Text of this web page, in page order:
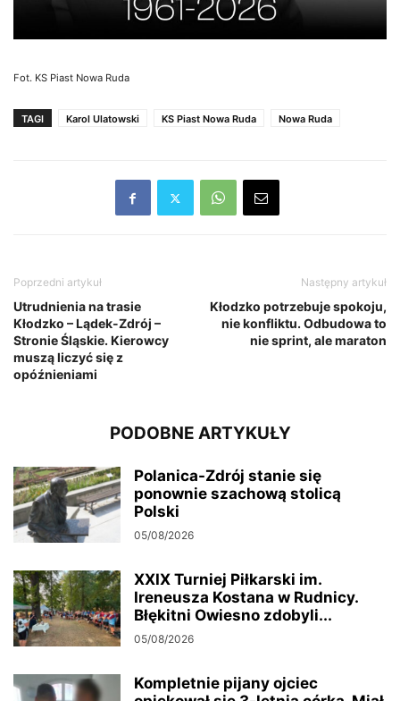
Fot. KS Piast Nowa Ruda
TAGI Karol Ulatowski KS Piast Nowa Ruda Nowa Ruda
Poprzedni artykuł
Utrudnienia na trasie
Kłodzko – Lądek-Zdrój –
Stronie Śląskie. Kierowcy
muszą liczyć się z
opóźnieniami
Następny artykuł
Kłodzko potrzebuje spokoju,
nie konfliktu. Odbudowa to
nie sprint, ale maraton
PODOBNE ARTYKUŁY
Polanica-Zdrój stanie się
ponownie szachową stolicą
Polski
05/08/2026
XXIX Turniej Piłkarski im.
Ireneusza Kostana w Rudnicy.
Błękitni Owiesno zdobyli...
05/08/2026
Kompletnie pijany ojciec